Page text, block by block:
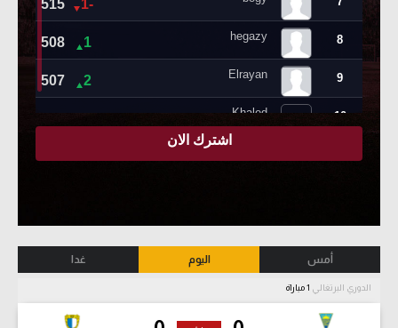
أمس اليوم غدا
الدوري البرتغالي